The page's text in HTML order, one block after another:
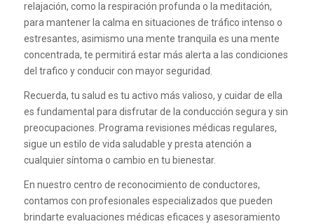
relajación, como la respiración profunda o la meditación,
para mantener la calma en situaciones de tráfico intenso o
estresantes, asimismo una mente tranquila es una mente
concentrada, te permitirá estar más alerta a las condiciones
del trafico y conducir con mayor seguridad.
Recuerda, tu salud es tu activo más valioso, y cuidar de ella
es fundamental para disfrutar de la conducción segura y sin
preocupaciones. Programa revisiones médicas regulares,
sigue un estilo de vida saludable y presta atención a
cualquier síntoma o cambio en tu bienestar.
En nuestro centro de reconocimiento de conductores,
contamos con profesionales especializados que pueden
brindarte evaluaciones médicas eficaces y asesoramiento